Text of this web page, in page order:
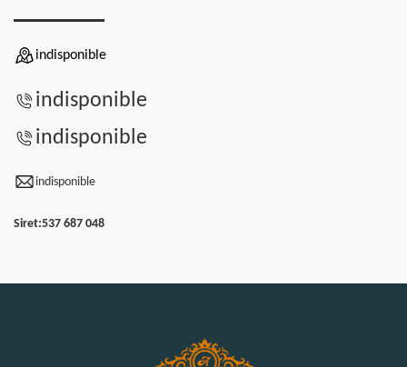
indisponible
indisponible
indisponible
indisponible
Siret:537 687 048